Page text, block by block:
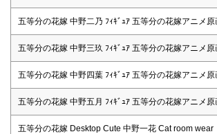
五等分の花嫁 中野二乃 ﾌｨｷﾞｭｱ 五等分の花嫁アニメ原
五等分の花嫁 中野三玖 ﾌｨｷﾞｭｱ 五等分の花嫁アニメ原
五等分の花嫁 中野四葉 ﾌｨｷﾞｭｱ 五等分の花嫁アニメ原
五等分の花嫁 中野五月 ﾌｨｷﾞｭｱ 五等分の花嫁アニメ原
五等分の花嫁 Desktop Cute 中野一花 Cat room wear